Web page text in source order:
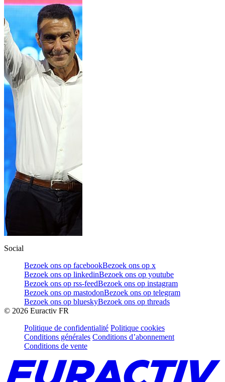
Social
Bezoek ons op facebookBezoek ons op x
Bezoek ons op linkedinBezoek ons op youtube
Bezoek ons op rss-feedBezoek ons op instagram
Bezoek ons op mastodonBezoek ons op telegram
Bezoek ons op blueskyBezoek ons op threads
© 2026 Euractiv FR
Politique de confidentialité Politique cookies
Conditions générales Conditions d’abonnement
Conditions de vente